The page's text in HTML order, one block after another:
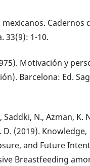
Cadernos
33(9): 1-10.
Motivación y
Barcelona: Ed.
N., Azman, K.
D. (2019). Knowledge,
and Future
Breastfeeding